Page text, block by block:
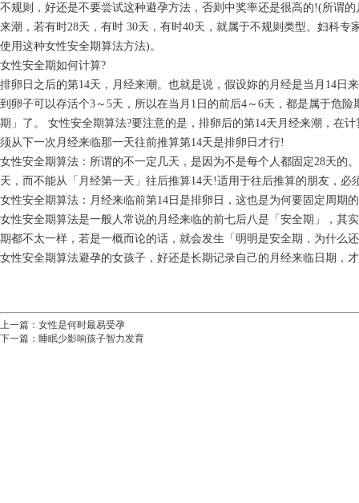
不规则，好还是不要尝试这种避孕方法，否则中奖率还是很高的!(所谓
来潮，若有时28天，有时 30天，有时40天，就属于不规则类型。妇科
使用这种女性安全期算法方法)。
女性安全期如何计算?
排卵日之后的第14天，月经来潮。也就是说，假设妳的月经是当月14日
到卵子可以存活个3～5天，所以在当月1日的前后4～6天，都是属于危
期」了。 女性安全期算法?要注意的是，排卵后的第14天月经来潮，在
须从下一次月经来临那一天往前推算第14天是排卵日才行!
女性安全期算法：所谓的不一定几天，是因为不是每个人都固定28天的
天，而不能从「月经第一天」往后推算14天!适用于往后推算的朋友，必
女性安全期算法：月经来临前第14日是排卵日，这也是为何要固定周期
女性安全期算法是一般人常说的月经来临的前七后八是「安全期」，其
期都不太一样，若是一概而论的话，就会发生「明明是安全期，为什么
女性安全期算法避孕的女孩子，好还是长期记录自己的月经来临日期，
上一篇： 女性是何时最易受孕
下一篇： 睡眠少影响孩子智力发育